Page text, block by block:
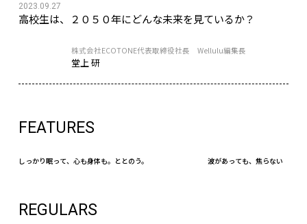
2023.09.27
高校生は、２０５０年にどんな未来を見ているか？
株式会社ECOTONE代表取締役社長 Wellulu編集長
堂上 研
FEATURES
しっかり眠って、心も身体も。ととのう。 波があっても、焦らない
REGULARS